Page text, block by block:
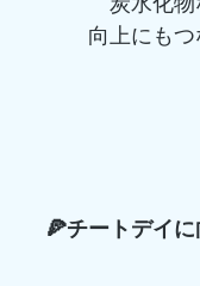
向上にもつ
🍕チートデイ